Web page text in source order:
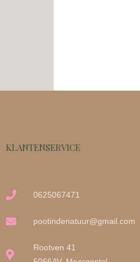
KLANTENSERVICE
0625067471
pootindenatuur@gmail.com
Rootven 41